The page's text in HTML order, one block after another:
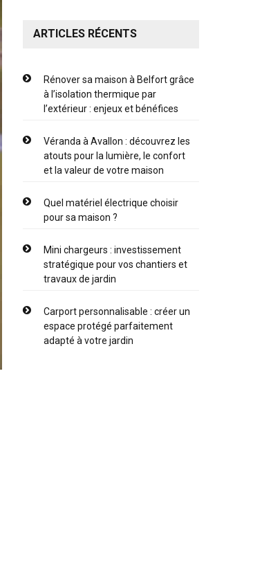
ARTICLES RÉCENTS
Rénover sa maison à Belfort grâce
à l’isolation thermique par
l’extérieur : enjeux et bénéfices
Véranda à Avallon : découvrez les
atouts pour la lumière, le confort
et la valeur de votre maison
Quel matériel électrique choisir
pour sa maison ?
Mini chargeurs : investissement
stratégique pour vos chantiers et
travaux de jardin
Carport personnalisable : créer un
espace protégé parfaitement
adapté à votre jardin